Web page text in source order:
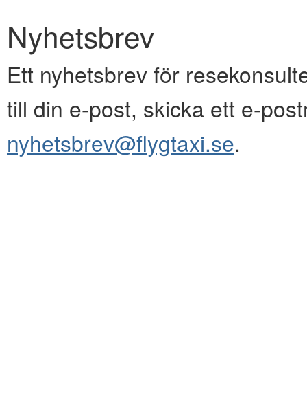
Nyhetsbrev
Ett nyhetsbrev för
till din e-post, skicka ett e-
nyhetsbrev@flygtaxi.se.